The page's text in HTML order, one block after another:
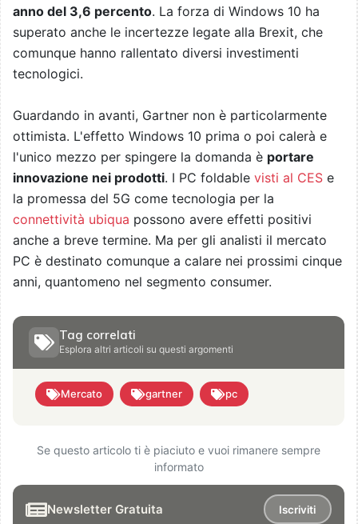
anno del 3,6 percento. La forza di Windows 10 ha
superato anche le incertezze legate alla Brexit, che
comunque hanno rallentato diversi investimenti
tecnologici.
Guardando in avanti, Gartner non è particolarmente
ottimista. L'effetto Windows 10 prima o poi calerà e
l'unico mezzo per spingere la domanda è portare
innovazione nei prodotti. I PC foldable visti al CES e
la promessa del 5G come tecnologia per la
connettività ubiqua possono avere effetti positivi
anche a breve termine. Ma per gli analisti il mercato
PC è destinato comunque a calare nei prossimi cinque
anni, quantomeno nel segmento consumer.
Tag correlati
Esplora altri articoli su questi argomenti
Mercato gartner pc
Se questo articolo ti è piaciuto e vuoi rimanere sempre
informato
Newsletter Gratuita Iscriviti